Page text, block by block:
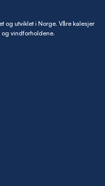
og utviklet i Norge. Våre kalesjer
vindforholdene.